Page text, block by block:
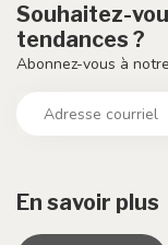
En savoir plus
Souhaitez-
tendances ?
Abonnez-vous à